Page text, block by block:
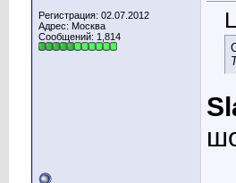
Регистрация: 02.07.2012
Адрес: Москва
Сообщений: 1,814